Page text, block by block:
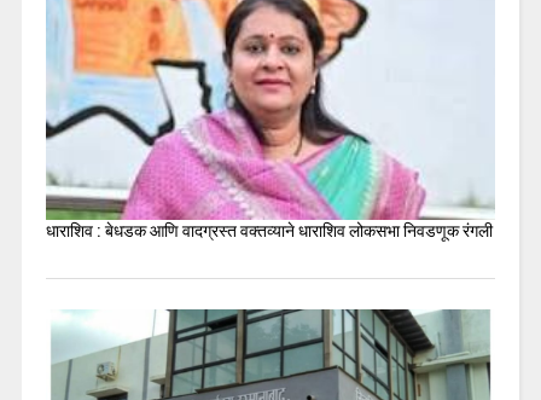
धाराशिव : बेधडक आणि वादग्रस्त वक्तव्याने धाराशिव लोकसभा निवडणूक रंगली